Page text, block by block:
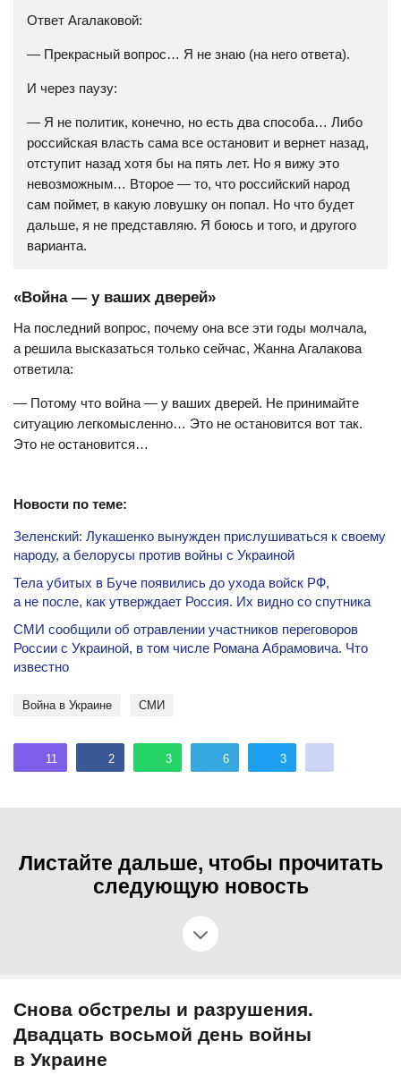
Ответ Агалаковой:
— Прекрасный вопрос… Я не знаю (на него ответа).
И через паузу:
— Я не политик, конечно, но есть два способа… Либо
российская власть сама все остановит и вернет назад,
отступит назад хотя бы на пять лет. Но я вижу это
невозможным… Второе — то, что российский народ
сам поймет, в какую ловушку он попал. Но что будет
дальше, я не представляю. Я боюсь и того, и другого
варианта.
«Война — у ваших дверей»
На последний вопрос, почему она все эти годы молчала,
а решила высказаться только сейчас, Жанна Агалакова
ответила:
— Потому что война — у ваших дверей. Не принимайте
ситуацию легкомысленно… Это не остановится вот так.
Это не остановится…
Новости по теме:
Зеленский: Лукашенко вынужден прислушиваться к своему
народу, а белорусы против войны с Украиной
Тела убитых в Буче появились до ухода войск РФ,
а не после, как утверждает Россия. Их видно со спутника
СМИ сообщили об отравлении участников переговоров
России с Украиной, в том числе Романа Абрамовича. Что
известно
Война в Украине СМИ
11 2 3 6 3
Листайте дальше, чтобы прочитать
следующую новость